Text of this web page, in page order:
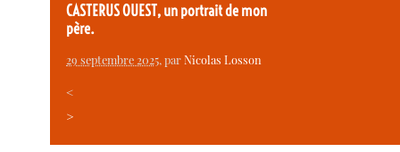
CASTERUS OUEST, un portrait de mon
père.
29 septembre 2025, parNicolas Losson
<
>